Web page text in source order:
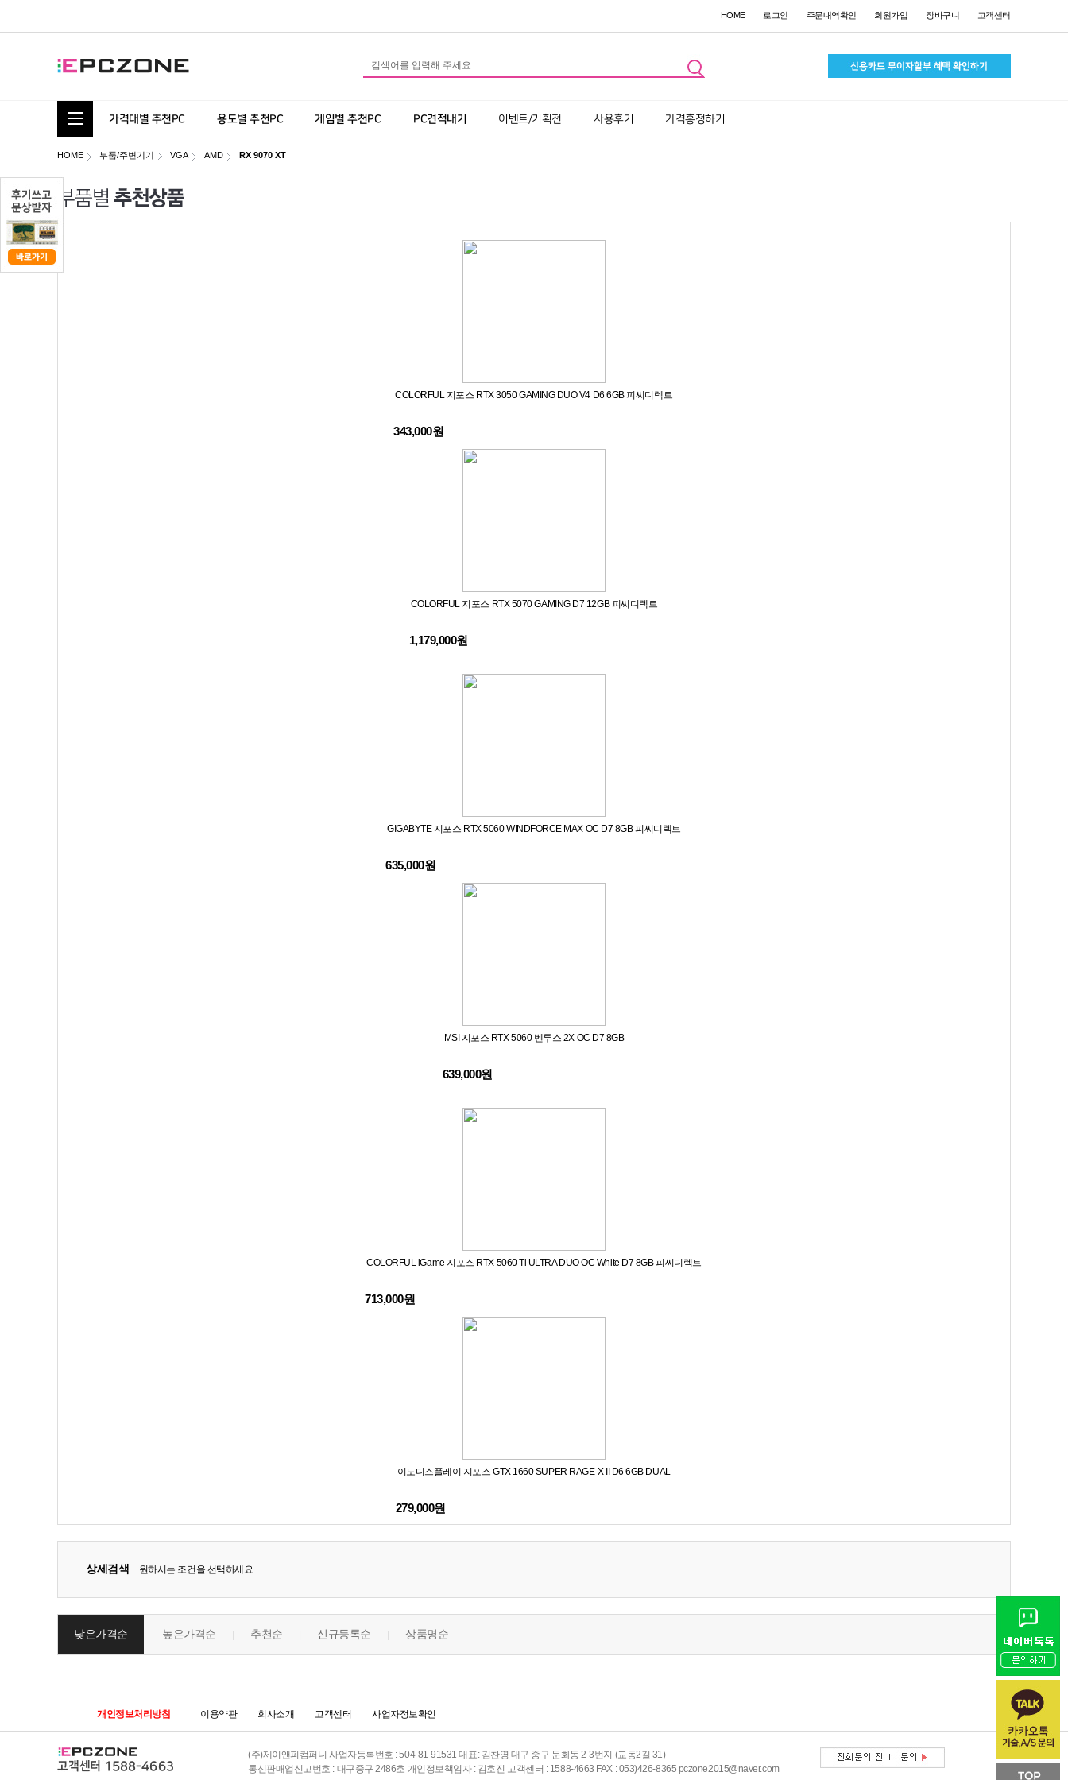
HOME 로그인 주문내역확인 회원가입 장바구니 고객센터
통합 카테고리 보기
가격대별 추천PC 용도별 추천PC 게임별 추천PC PC견적내기 이벤트/기획전 사용후기 가격흥정하기
HOME 부품/주변기기 VGA AMD RX 9070 XT
COLORFUL 지포스 RTX 3050 GAMING DUO V4 D6 6GB 피씨디렉트
343,000원
COLORFUL 지포스 RTX 5070 GAMING D7 12GB 피씨디렉트
1,179,000원
GIGABYTE 지포스 RTX 5060 WINDFORCE MAX OC D7 8GB 피씨디렉트
635,000원
MSI 지포스 RTX 5060 벤투스 2X OC D7 8GB
639,000원
COLORFUL iGame 지포스 RTX 5060 Ti ULTRA DUO OC White D7 8GB 피씨디렉트
713,000원
이도디스플레이 지포스 GTX 1660 SUPER RAGE-X II D6 6GB DUAL
279,000원
상세검색 원하시는 조건을 선택하세요
낮은가격순 높은가격순 추천순 신규등록순 상품명순
개인정보처리방침 이용약관 회사소개 고객센터 사업자정보확인
(주)제이앤피컴퍼니 사업자등록번호 : 504-81-91531 대표: 김찬영 대구 중구 문화동 2-3번지 (교동2길 31)
통신판매업신고번호 : 대구중구 2486호 개인정보책임자 : 김호진 고객센터 : 1588-4663 FAX : 053)426-8365 pczone2015@naver.com